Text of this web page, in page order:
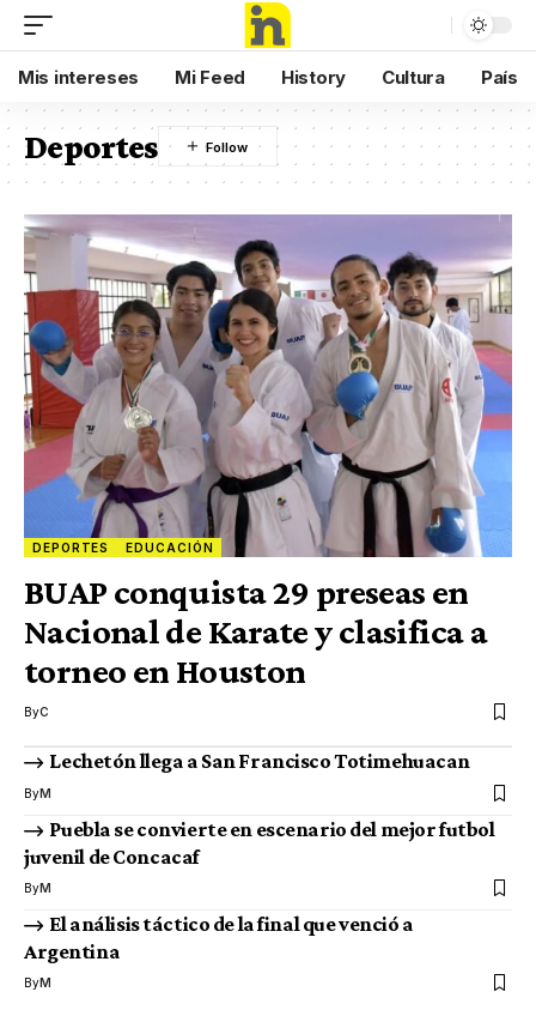
Mis intereses Mi Feed History Cultura País
Deportes
DEPORTES EDUCACIÓN
BUAP conquista 29 preseas en
Nacional de Karate y clasifica a
torneo en Houston
ByC
Lechetón llega a San Francisco Totimehuacan
ByM
Puebla se convierte en escenario del mejor futbol
juvenil de Concacaf
ByM
El análisis táctico de la final que venció a
Argentina
ByM